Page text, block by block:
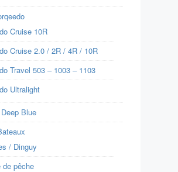
Cruise 10R
Cruise 2.0 / 2R / 4R / 10R
Travel 503 – 1003 – 1103
Ultralight
Blue
/ Dinguy
de pêche